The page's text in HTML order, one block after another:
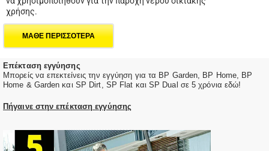
χρήσης.
ΜΑΘΕ ΠΕΡΙΣΣΟΤΕΡΑ
Επέκταση εγγύησης
Μπορείς να επεκτείνεις την εγγύηση για τα BP Garden, BP Home, BP
Home & Garden και SP Dirt, SP Flat και SP Dual σε 5 χρόνια εδώ!
Πήγαινε στην επέκταση εγγύησης